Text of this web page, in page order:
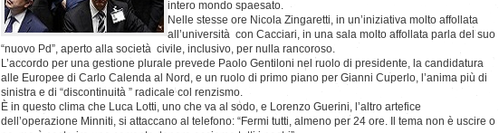
intero mondo spaesato.
Nelle stesse ore Nicola Zingaretti, in un’iniziativa molto affollata
all’università con Cacciari, in una sala molto affollata parla del suo
“nuovo Pd”, aperto alla società civile, inclusivo, per nulla rancoroso.
L’accordo per una gestione plurale prevede Paolo Gentiloni nel ruolo di presidente, la candidatura
alle Europee di Carlo Calenda al Nord, e un ruolo di primo piano per Gianni Cuperlo, l’anima più di
sinistra e di “discontinuità ” radicale col renzismo.
È in questo clima che Luca Lotti, uno che va al sodo, e Lorenzo Guerini, l’altro artefice
dell’operazione Minniti, si attaccano al telefono: “Fermi tutti, almeno per 24 ore. Il tema non è uscire o